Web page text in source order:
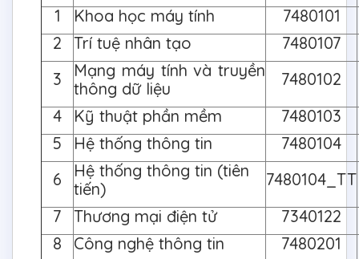
1
Khoa học máy tính
7480101
2
Trí tuệ nhân tạo
7480107
3
Mạng máy tính và truyền
thông dữ liệu
7480102
4
Kỹ thuật phần mềm
7480103
5
Hệ thống thông tin
7480104
6
Hệ thống thông tin (tiên
tiến)
7480104_TT
7
Thương mại điện tử
7340122
8
Công nghệ thông tin
7480201